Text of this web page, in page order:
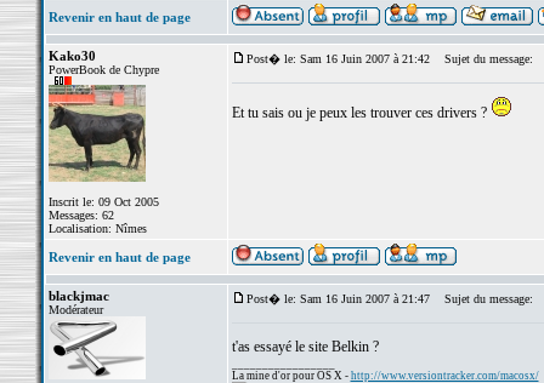
Revenir en haut de page
Kako30
PowerBook de Chypre
Inscrit le: 09 Oct 2005
Messages: 62
Localisation: Nîmes
Post� le: Sam 16 Juin 2007 à 21:42 Sujet du message:
Et tu sais ou je peux les trouver ces drivers ?
Revenir en haut de page
blackjmac
Modérateur
Post� le: Sam 16 Juin 2007 à 21:47 Sujet du message:
t'as essayé le site Belkin ?
La mine d'or pour OS X - http://www.versiontracker.com/macosx/